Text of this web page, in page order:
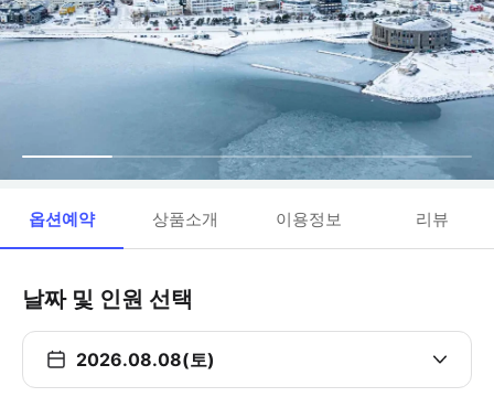
옵션예약 상품소개 이용정보 리뷰
날짜 및 인원 선택
2026.08.08(토)